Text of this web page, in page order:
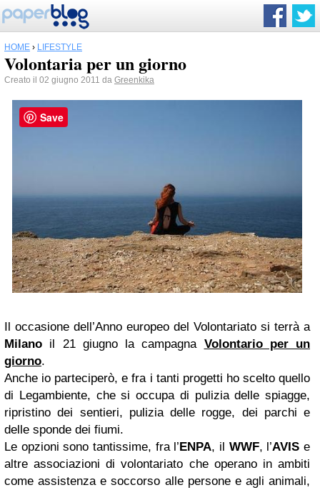
HOME › LIFESTYLE
Volontaria per un giorno
Creato il 02 giugno 2011 da Greenkika
Il occasione dell’Anno europeo del Volontariato si terrà a
Milano il 21 giugno la campagna Volontario per un
giorno.
Anche io parteciperò, e fra i tanti progetti ho scelto quello
di Legambiente, che si occupa di pulizia delle spiagge,
ripristino dei sentieri, pulizia delle rogge, dei parchi e
delle sponde dei fiumi.
Le opzioni sono tantissime, fra l’ ENPA, il WWF, l’AVIS e
altre associazioni di volontariato che operano in ambiti
come assistenza e soccorso alle persone e agli animali,
Save